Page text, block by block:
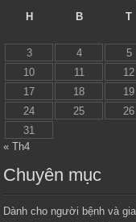
H
B T
3
4 5
10
11 12
17
18 19
24
25 26
31
« Th4
Chuyên mục
Dành cho người bệnh và